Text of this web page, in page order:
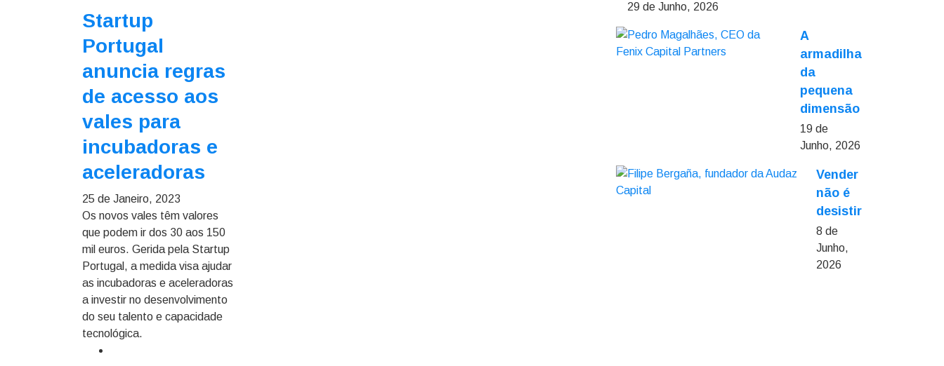
Startup
Portugal
anuncia regras
de acesso aos
vales para
incubadoras e
aceleradoras
25 de Janeiro, 2023
Os novos vales têm valores
que podem ir dos 30 aos 150
mil euros. Gerida pela Startup
Portugal, a medida visa ajudar
as incubadoras e aceleradoras
a investir no desenvolvimento
do seu talento e capacidade
tecnológica.
29 de Junho, 2026
A
armadilha
da
pequena
dimensão
19 de
Junho, 2026
Vender
não é
desistir
8 de
Junho,
2026